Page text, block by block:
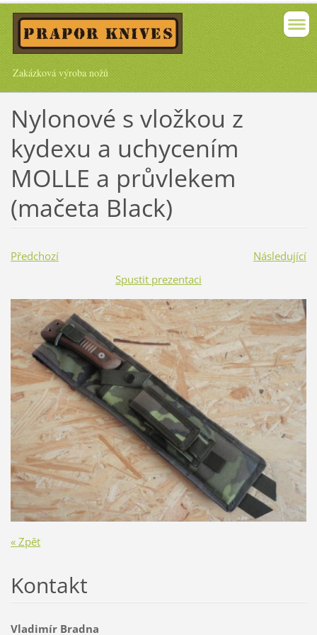
Zakázková výroba nožů
Nylonové s vložkou z
kydexu a uchycením
MOLLE a průvlekem
(mačeta Black)
Předchozí
Následující
Spustit prezentaci
« Zpět
Kontakt
Vladimír Bradna